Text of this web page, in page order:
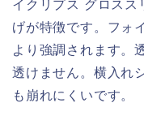
イクリプス グロスス
げが特徴です。フォ
より強調されます。
透けません。横入れ
も崩れにくいです。